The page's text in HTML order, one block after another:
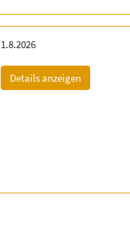
Erscheinungsdatum:
1.8.2026
Details anzeigen(ID: 2063317)